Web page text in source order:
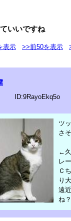
いいですね
表示 >>前50を表示
ID:9RayoEkq5o
ツ
さ
←
レ
Ｃ
り
遠
ね